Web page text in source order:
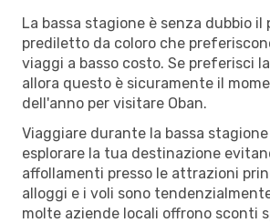
La bassa stagione è senza dubbio il
prediletto da coloro che
viaggi a basso costo. Se preferisci
allora questo è sicuramente il
dell'anno per visitare Oban.
Viaggiare durante la bassa
esplorare la tua destinazione
affollamenti presso le attrazioni
alloggi e i voli sono
molte aziende locali offrono sconti